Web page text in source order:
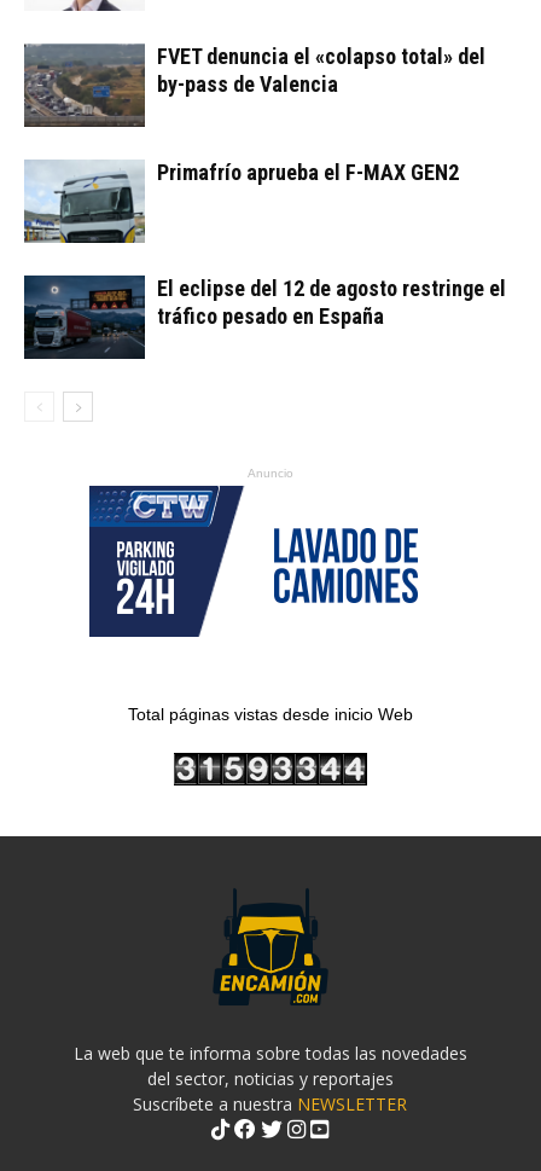
FVET denuncia el «colapso total» del
by-pass de Valencia
Primafrío aprueba el F-MAX GEN2
El eclipse del 12 de agosto restringe el
tráfico pesado en España
Anuncio
Total páginas vistas desde inicio Web
La web que te informa sobre todas las novedades
del sector, noticias y reportajes
Suscríbete a nuestra NEWSLETTER